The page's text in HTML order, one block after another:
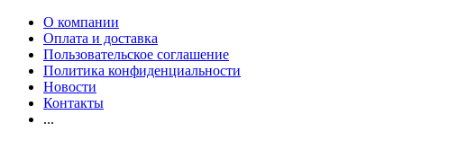
О компании
Оплата и доставка
Пользовательское соглашение
Политика конфиденциальности
Новости
Контакты
...